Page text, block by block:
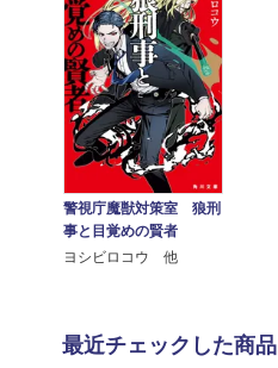
警視庁魔獣対策室 狼刑
事と目覚めの賢者
ヨシビロコウ 他
最近チェックした商品